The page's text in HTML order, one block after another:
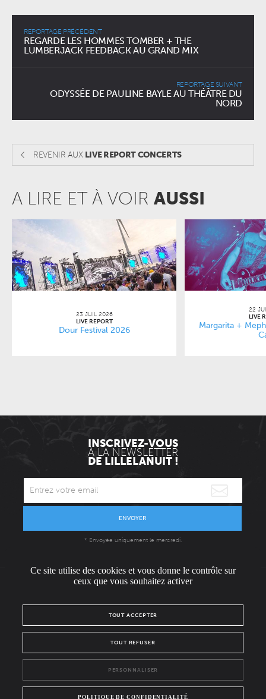
REPORTAGE PRÉCÉDENT
REGARDE LES HOMMES TOMBER + THE
LUMBERJACK FEEDBACK AU GRAND MIX
REPORTAGE SUIVANT
ODYSSÉE DE PAULINE BAYLE AU THÉÂTRE DU
NORD
REVENIR AUX LIVE REPORT CONCERTS
A LIRE ET À VOIR AUSSI
23 JUIL 2026
LIVE REPORT
Dour Festival 2026
22
LIVE
Margarita +
INSCRIVEZ-VOUS
À LA NEWSLETTER
DE LILLELANUIT !
ENVOYER
* Envoyée uniquement le mercredi.
L'ÉQUIPE
POLITIQUE DE CONFIDENTIALITÉ
FacebookInstagram
Ce site utilise des cookies et vous donne le contrôle sur
ceux que vous souhaitez activer
TOUT ACCEPTER
TOUT REFUSER
PERSONNALISER
POLITIQUE DE CONFIDENTIALITÉ